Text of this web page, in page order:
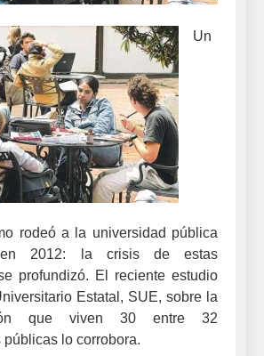
Un
rodeó a la universidad pública
en 2012: la crisis de estas
profundizó. El reciente estudio
Estatal, SUE, sobre la
que viven 30 entre 32
lo corrobora.